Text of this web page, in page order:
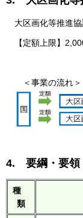
⼤区画化等推進
【定額上限】
＜事業の流れ
4. 要綱・要領
種
類